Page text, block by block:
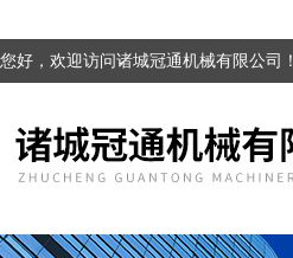
您好，欢迎访问诸城冠通机械有限公司！